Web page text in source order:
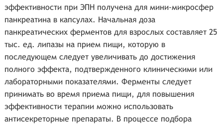
эффективности при ЭПН получена для мини-микросфер
панкреатина в капсулах. Начальная доза
панкреатических ферментов для взрослых составляет 25
тыс. ед. липазы на прием пищи, которую в
последующем следует увеличивать до достижения
полного эффекта, подтвержденного клиническими или
лабораторными показателями. Ферменты следует
принимать во время приема пищи, для повышения
эффективности терапии можно использовать
антисекреторные препараты. В процессе подбора